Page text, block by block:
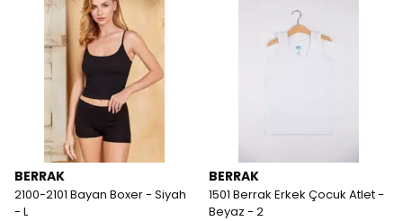
BERRAK
2100-2101 Bayan Boxer - Siyah
- L
BERRAK
1501 Berrak Erkek Çocuk Atlet -
Beyaz - 2